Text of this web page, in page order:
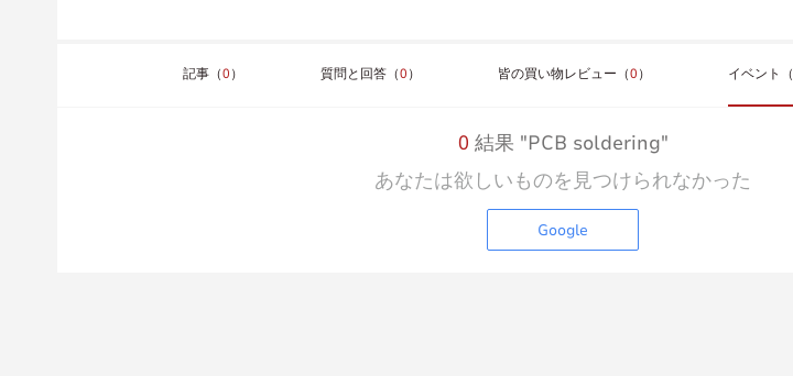
記事（0） 質問と回答（0） 皆の買い物レビュー（0） イベント（
0 結果 "PCB soldering"
あなたは欲しいものを見つけられなかった
Google